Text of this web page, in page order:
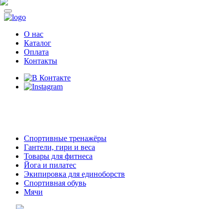
О нас
Каталог
Оплата
Контакты
Спортивные тренажёры
Гантели, гири и веса
Товары для фитнеса
Йога и пилатес
Экипировка для единоборств
Спортивная обувь
Мячи